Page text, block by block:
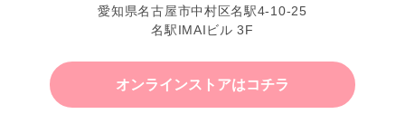
愛知県名古屋市中村区名駅4-10-25
名駅IMAIビル 3F
オンラインストアはコチラ